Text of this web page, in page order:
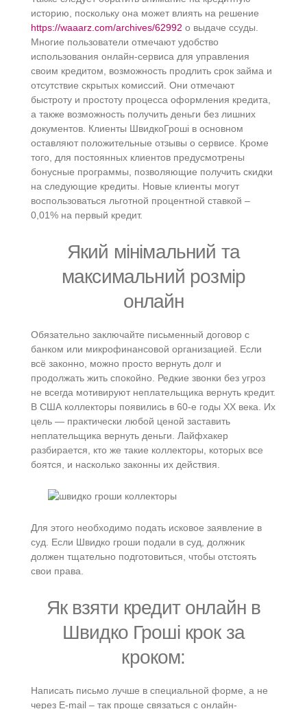
историю, поскольку она может влиять на решение
https://waaarz.com/archives/62992 о выдаче ссуды.
Многие пользователи отмечают удобство
использования онлайн-сервиса для управления
своим кредитом, возможность продлить срок займа и
отсутствие скрытых комиссий. Они отмечают
быстроту и простоту процесса оформления кредита,
а также возможность получить деньги без лишних
документов. Клиенты ШвидкоГроші в основном
оставляют положительные отзывы о сервисе. Кроме
того, для постоянных клиентов предусмотрены
бонусные программы, позволяющие получить скидки
на следующие кредиты. Новые клиенты могут
воспользоваться льготной процентной ставкой –
0,01% на первый кредит.
Який мінімальний та
максимальний розмір
онлайн
Обязательно заключайте письменный договор с
банком или микрофинансовой организацией. Если
всё законно, можно просто вернуть долг и
продолжать жить спокойно. Редкие звонки без угроз
не всегда мотивируют неплательщика вернуть кредит.
В США коллекторы появились в 60‑е годы XX века. Их
цель — практически любой ценой заставить
неплательщика вернуть деньги. Лайфхакер
разбирается, кто же такие коллекторы, которых все
боятся, и насколько законны их действия.
Для этого необходимо подать исковое заявление в
суд. Если Швидко гроши подали в суд, должник
должен тщательно подготовиться, чтобы отстоять
свои права.
Як взяти кредит онлайн в
Швидко Гроші крок за
кроком:
Написать письмо лучше в специальной форме, а не
через E-mail – так проще связаться с онлайн-